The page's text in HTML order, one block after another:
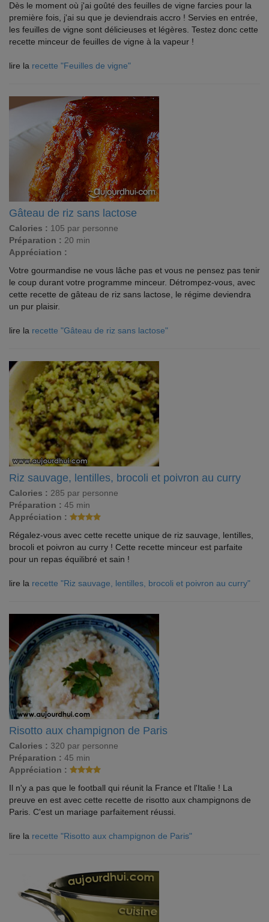
Dès le moment où j'ai goûté des feuilles de vigne farcies pour la
première fois, j'ai su que je deviendrais accro ! Servies en entrée,
les feuilles de vigne sont délicieuses et légères. Testez donc cette
recette minceur de feuilles de vigne à la vapeur !
lire la recette "Feuilles de vigne"
Gâteau de riz sans lactose
Calories : 105 par personne
Préparation : 20 min
Appréciation :
Votre gourmandise ne vous lâche pas et vous ne pensez pas tenir
le coup durant votre programme minceur. Détrompez-vous, avec
cette recette de gâteau de riz sans lactose, le régime deviendra
un pur plaisir.
lire la recette "Gâteau de riz sans lactose"
Riz sauvage, lentilles, brocoli et poivron au curry
Calories : 285 par personne
Préparation : 45 min
Appréciation :
Régalez-vous avec cette recette unique de riz sauvage, lentilles,
brocoli et poivron au curry ! Cette recette minceur est parfaite
pour un repas équilibré et sain !
lire la recette "Riz sauvage, lentilles, brocoli et poivron au curry"
Risotto aux champignon de Paris
Calories : 320 par personne
Préparation : 45 min
Appréciation :
Il n'y a pas que le football qui réunit la France et l'Italie ! La
preuve en est avec cette recette de risotto aux champignons de
Paris. C'est un mariage parfaitement réussi.
lire la recette "Risotto aux champignon de Paris"